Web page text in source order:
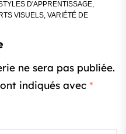
D'APPRENTISSAGE,
VISUELS, VARIÉTÉ DE
ne sera pas publiée.
indiqués avec *